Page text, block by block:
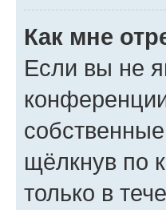
Как мне
Если вы не
щёлкнув по
только в